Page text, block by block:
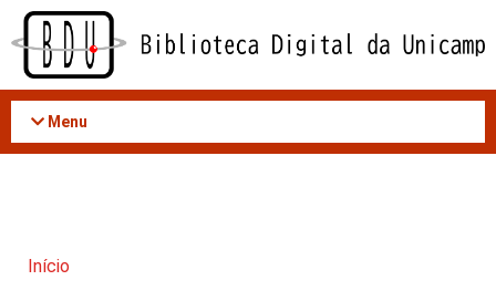
Acessar
conteúdo
Menu
Início